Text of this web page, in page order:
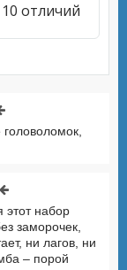
отличий
этот набор
заморочек,
ни лагов, ни
– порой